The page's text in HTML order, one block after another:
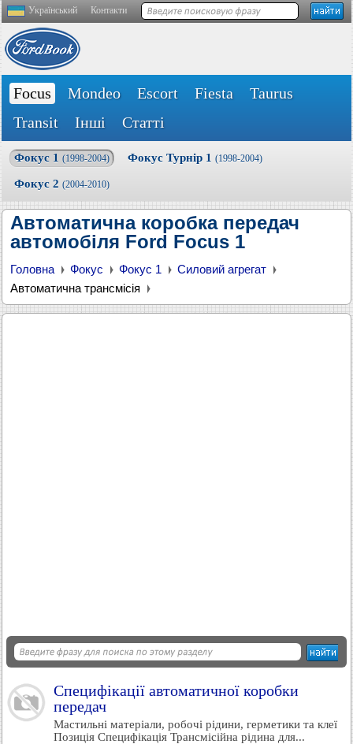
Український Контакти
Focus Mondeo Escort Fiesta
Taurus
Transit
Інші Статті
Фокус 1 (1998-2004) Фокус Турнір 1 (1998-2004)
Фокус 2 (2004-2010)
Автоматична коробка передач
автомобіля Ford Focus 1
Головна Фокус Фокус 1
Силовий агрегат
Автоматична трансмісія
Специфікації автоматичної коробки
передач
Мастильні матеріали, робочі рідини, герметики та клеї
Позиція Специфікація Трансмісійна рідина для...